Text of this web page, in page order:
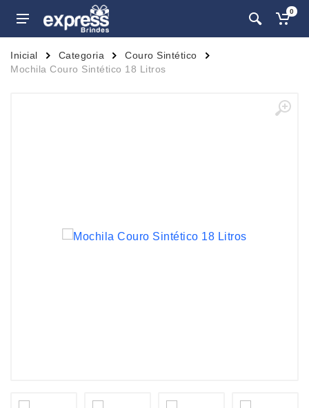
0
Inicial Categoria
Couro Sintético
Mochila Couro Sintético 18 Litros